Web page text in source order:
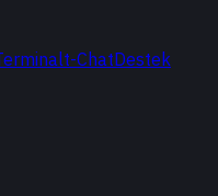
t-ChatDestek